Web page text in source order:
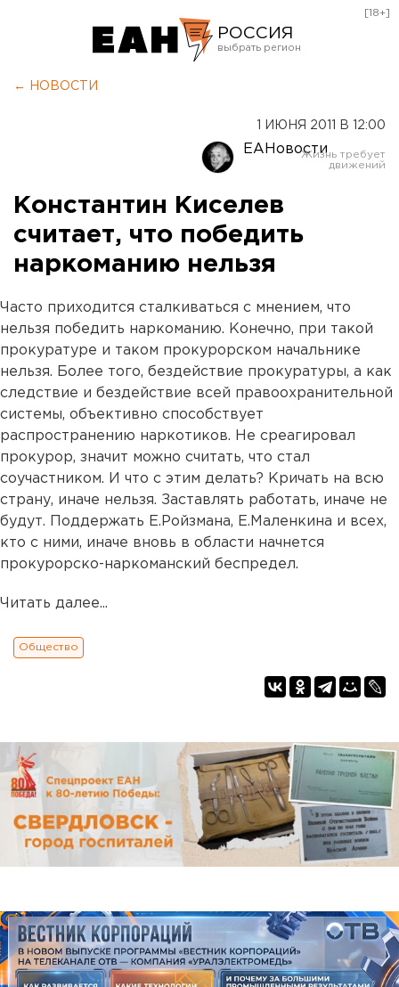
РОССИЯ
Оренбург
[18+]
← НОВОСТИ
1 ИЮНЯ 2011 В 12:00
ЕАНовости
Константин Киселев
считает, что победить
наркоманию нельзя
Часто приходится сталкиваться с мнением, что
нельзя победить наркоманию. Конечно, при такой
прокуратуре и таком прокурорском начальнике
нельзя. Более того, бездействие прокуратуры, а как
следствие и бездействие всей правоохранительной
системы, объективно способствует
распространению наркотиков. Не среагировал
прокурор, значит можно считать, что стал
соучастником. И что с этим делать? Кричать на всю
страну, иначе нельзя. Заставлять работать, иначе не
будут. Поддержать Е.Ройзмана, Е.Маленкина и всех,
кто с ними, иначе вновь в области начнется
прокурорско-наркоманский беспредел.
Читать далее...
Общество